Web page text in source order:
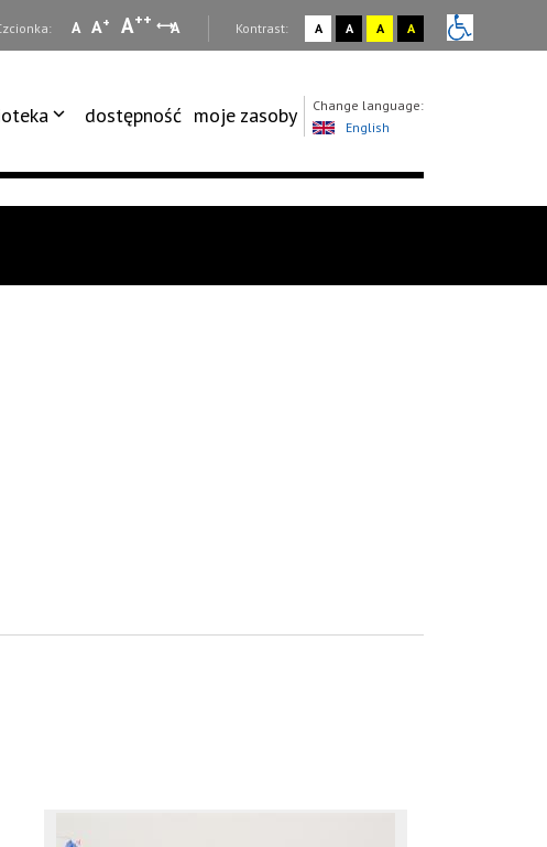
A A+ A++ A Kontrast: A A A A
dostępność moje zasoby
Change language:
English